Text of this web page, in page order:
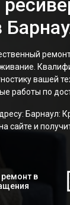
вашей
работы по
Барнаул:
сайте и
в